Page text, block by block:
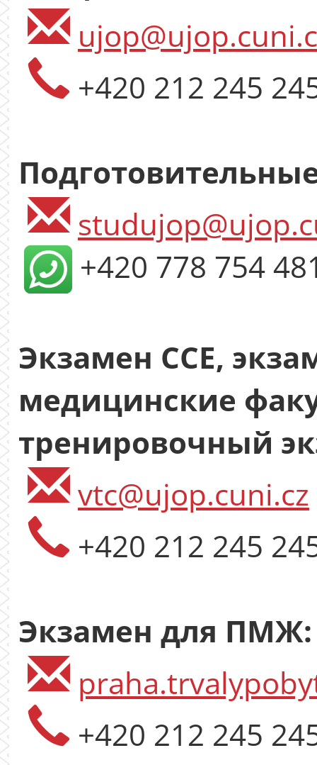
+420 212 245
+420 778 754
Экзамен ССЕ,
медицинские
тренировочный
vtc@ujop.cuni.cz
+420 212 245
Экзамен для ПМЖ:
+420 212 245